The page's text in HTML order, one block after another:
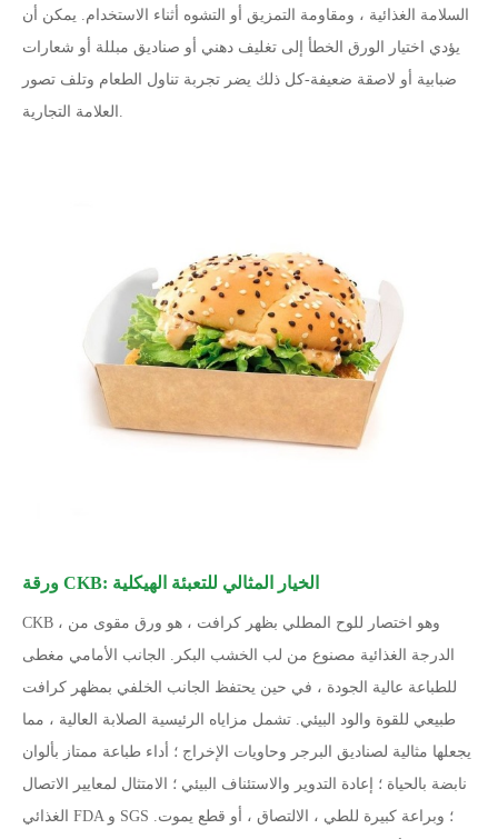
السلامة الغذائية ، ومقاومة التمزيق أو التشوه أثناء الاستخدام. يمكن أن
يؤدي اختيار الورق الخطأ إلى تغليف دهني أو صناديق مبللة أو شعارات
ضبابية أو لاصقة ضعيفة-كل ذلك يضر تجربة تناول الطعام وتلف تصور
العلامة التجارية.
ورقة CKB: الخيار المثالي للتعبئة الهيكلية
CKB ، وهو اختصار للوح المطلي بظهر كرافت ، هو ورق مقوى من
الدرجة الغذائية مصنوع من لب الخشب البكر. الجانب الأمامي مغطى
للطباعة عالية الجودة ، في حين يحتفظ الجانب الخلفي بمظهر كرافت
طبيعي للقوة والود البيئي. تشمل مزاياه الرئيسية الصلابة العالية ، مما
يجعلها مثالية لصناديق البرجر وحاويات الإخراج ؛ أداء طباعة ممتاز بألوان
نابضة بالحياة ؛ إعادة التدوير والاستئناف البيئي ؛ الامتثال لمعايير الاتصال
الغذائي FDA و SGS ؛ وبراعة كبيرة للطي ، الالتصاق ، أو قطع يموت.